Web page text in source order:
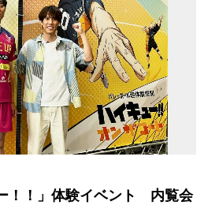
！！」体験イベント 内覧会